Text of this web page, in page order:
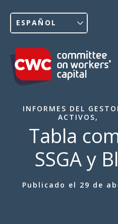
ESPAÑOL
INFORMES DEL
ACTIVOS,
Tabla
SSGA y
Publicado el 29 de